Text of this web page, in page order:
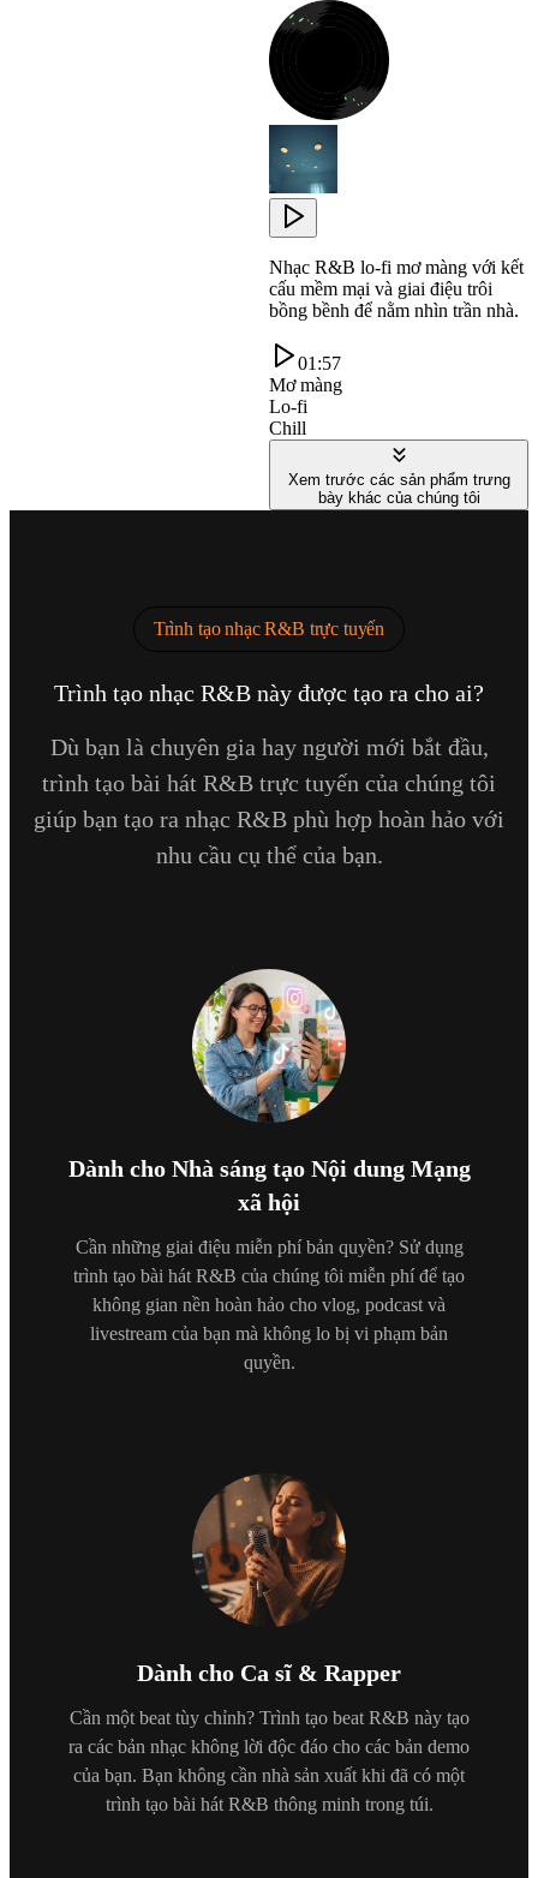
Nhạc R&B lo-fi mơ màng với kết
cấu mềm mại và giai điệu trôi
bồng bềnh để nằm nhìn trần nhà.
01:57
Mơ màng
Lo-fi
Chill
Xem trước các sản phẩm trưng
bày khác của chúng tôi
Trình tạo nhạc R&B trực tuyến
Trình tạo nhạc R&B này được tạo ra cho ai?
Dù bạn là chuyên gia hay người mới bắt đầu,
trình tạo bài hát R&B trực tuyến của chúng tôi
giúp bạn tạo ra nhạc R&B phù hợp hoàn hảo với
nhu cầu cụ thể của bạn.
Dành cho Nhà sáng tạo Nội dung Mạng
xã hội
Cần những giai điệu miễn phí bản quyền? Sử dụng
trình tạo bài hát R&B của chúng tôi miễn phí để tạo
không gian nền hoàn hảo cho vlog, podcast và
livestream của bạn mà không lo bị vi phạm bản
quyền.
Dành cho Ca sĩ & Rapper
Cần một beat tùy chỉnh? Trình tạo beat R&B này tạo
ra các bản nhạc không lời độc đáo cho các bản demo
của bạn. Bạn không cần nhà sản xuất khi đã có một
trình tạo bài hát R&B thông minh trong túi.